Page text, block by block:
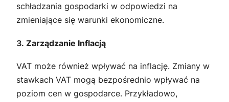
schładzania gospodarki w odpowiedzi na
zmieniające się warunki ekonomiczne.
3. Zarządzanie Inflacją
VAT może również wpływać na inflację. Zmiany w
stawkach VAT mogą bezpośrednio wpływać na
poziom cen w gospodarce. Przykładowo,